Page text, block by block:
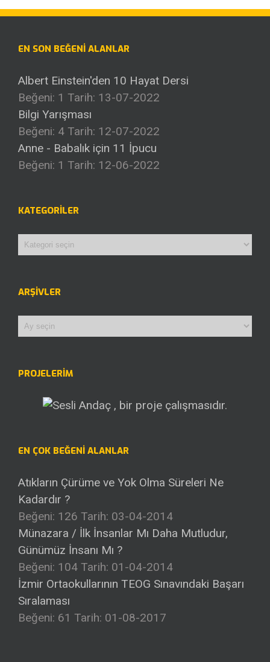
EN SON BEĞENI ALANLAR
Albert Einstein'den 10 Hayat Dersi
Beğeni: 1 Tarih: 13-07-2022
Bilgi Yarışması
Beğeni: 4 Tarih: 12-07-2022
Anne - Babalık için 11 İpucu
Beğeni: 1 Tarih: 12-06-2022
KATEGORILER
Kategoriler
ARŞIVLER
Arşivler
PROJELERİM
EN ÇOK BEĞENI ALANLAR
Atıkların Çürüme ve Yok Olma Süreleri Ne
Kadardır ?
Beğeni: 126 Tarih: 03-04-2014
Münazara / İlk İnsanlar Mı Daha Mutludur,
Günümüz İnsanı Mı ?
Beğeni: 104 Tarih: 01-04-2014
İzmir Ortaokullarının TEOG Sınavındaki Başarı
Sıralaması
Beğeni: 61 Tarih: 01-08-2017